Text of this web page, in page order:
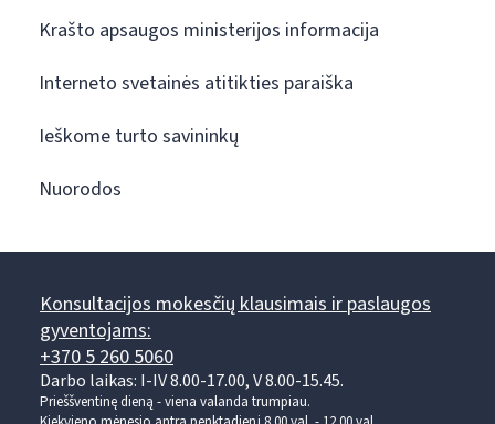
Krašto apsaugos ministerijos informacija
Interneto svetainės atitikties paraiška
Ieškome turto savininkų
Nuorodos
Konsultacijos mokesčių klausimais ir paslaugos
gyventojams:
+370 5 260 5060
Darbo laikas: I-IV 8.00-17.00, V 8.00-15.45.
Prieššventinę dieną - viena valanda trumpiau.